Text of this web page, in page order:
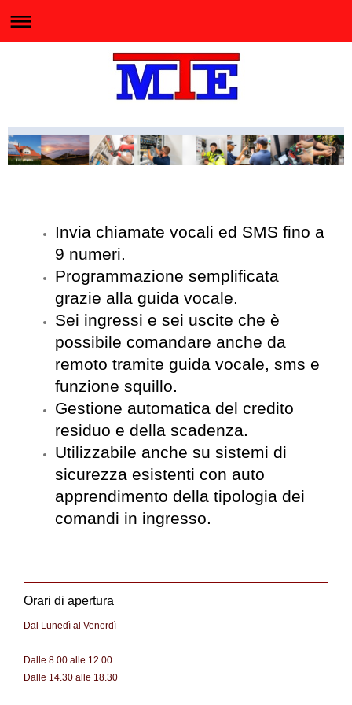
Invia chiamate vocali ed SMS fino a
9 numeri.
Programmazione semplificata
grazie alla guida vocale.
Sei ingressi e sei uscite che è
possibile comandare anche da
remoto tramite guida vocale, sms e
funzione squillo.
Gestione automatica del credito
residuo e della scadenza.
Utilizzabile anche su sistemi di
sicurezza esistenti con auto
apprendimento della tipologia dei
comandi in ingresso.
Orari di apertura
Dal Lunedì al Venerdì
Dalle 8.00 alle 12.00
Dalle 14.30 alle 18.30